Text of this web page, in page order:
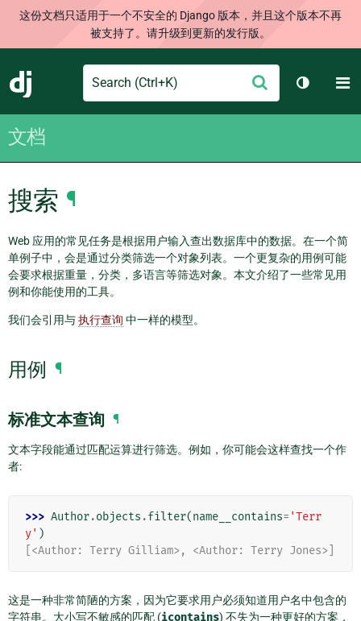
这份文档只适用于一个不安全的 Django 版本，并且这个版本不再
被支持了。请升级到更新的发行版。
Django
Search
交
切换主
文档
搜索 ¶
Web 应用的常见任务是根据用户输入查出数据库中的数据。在一个简
单例子中，会是通过分类筛选一个对象列表。一个更复杂的用例可能
会要求根据重量，分类，多语言等筛选对象。本文介绍了一些常见用
例和你能使用的工具。
我们会引用与执行查询 中一样的模型。
用例 ¶
标准文本查询 ¶
文本字段能通过匹配运算进行筛选。例如，你可能会这样查找一个作
者:
>>> Author.objects .filter(name__contains= 'Terr
y' )
[<Author: Terry Gilliam>, <Author: Terry Jones>]
这是一种非常简陋的方案，因为它要求用户必须知道用户名中包含的
字符串。大小写不敏感的匹配 (icontains) 不失为一种更好的方案，